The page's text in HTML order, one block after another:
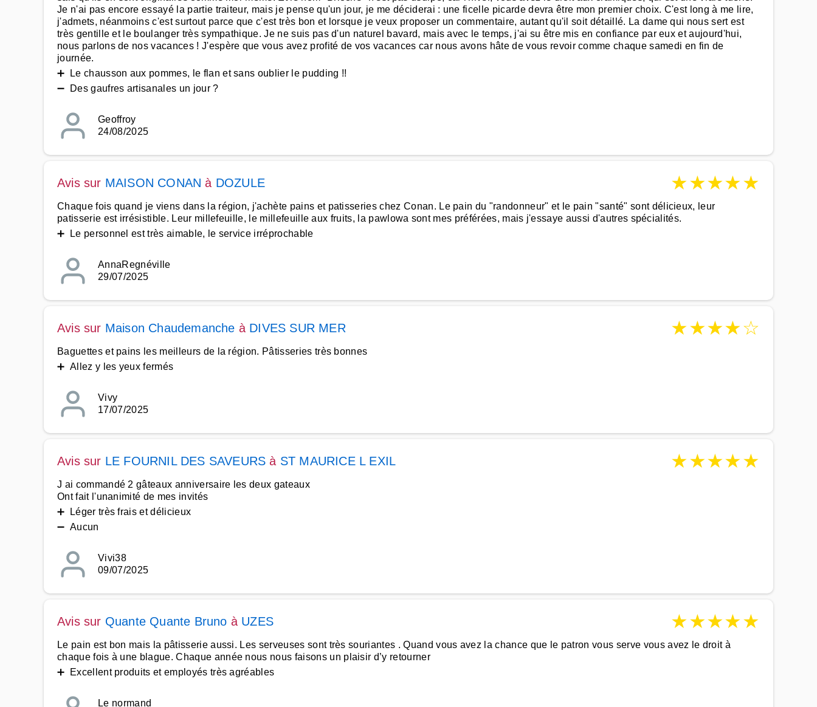
Je n'ai pas encore essayé la partie traiteur, mais je pense qu'un jour, je me déciderai : une ficelle picarde devra être mon premier choix. C'est long à me lire,
j'admets, néanmoins c'est surtout parce que c'est très bon et lorsque je veux proposer un commentaire, autant qu'il soit détaillé. La dame qui nous sert est
très gentille et le boulanger très sympathique. Je ne suis pas d'un naturel bavard, mais avec le temps, j'ai su être mis en confiance par eux et aujourd'hui,
nous parlons de nos vacances ! J'espère que vous avez profité de vos vacances car nous avons hâte de vous revoir comme chaque samedi en fin de
journée.
➕ Le chausson aux pommes, le flan et sans oublier le pudding !!
➖ Des gaufres artisanales un jour ?
Geoffroy
24/08/2025
Avis sur MAISON CONAN à DOZULE ★★★★★
Chaque fois quand je viens dans la région, j'achète pains et patisseries chez Conan. Le pain du "randonneur" et le pain "santé" sont délicieux, leur
patisserie est irrésistible. Leur millefeuille, le millefeuille aux fruits, la pawlowa sont mes préférées, mais j'essaye aussi d'autres spécialités.
➕ Le personnel est très aimable, le service irréprochable
AnnaRegnéville
29/07/2025
Avis sur Maison Chaudemanche à DIVES SUR MER ★★★★☆
Baguettes et pains les meilleurs de la région. Pâtisseries très bonnes
➕ Allez y les yeux fermés
Vivy
17/07/2025
Avis sur LE FOURNIL DES SAVEURS à ST MAURICE L EXIL ★★★★★
J ai commandé 2 gâteaux anniversaire les deux gateaux
Ont fait l'unanimité de mes invités
➕ Léger très frais et délicieux
➖ Aucun
Vivi38
09/07/2025
Avis sur Quante Quante Bruno à UZES ★★★★★
Le pain est bon mais la pâtisserie aussi. Les serveuses sont très souriantes . Quand vous avez la chance que le patron vous serve vous avez le droit à
chaque fois à une blague. Chaque année nous nous faisons un plaisir d’y retourner
➕ Excellent produits et employés très agréables
Le normand